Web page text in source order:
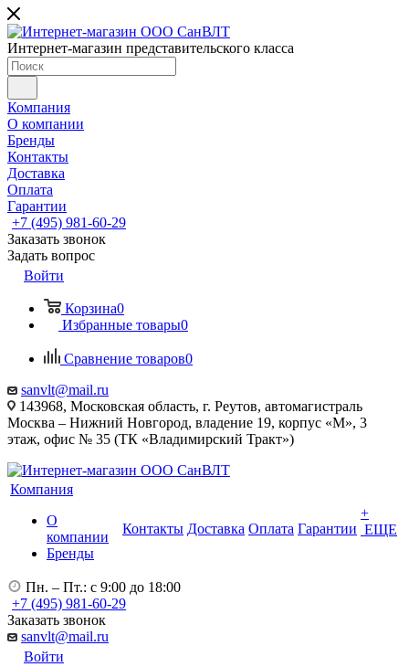
Интернет-магазин представительского класса
Компания
О компании
Бренды
Контакты
Доставка
Оплата
Гарантии
+7 (495) 981-60-29
Заказать звонок
Задать вопрос
Войти
Корзина0
Избранные товары0
Сравнение товаров0
sanvlt@mail.ru
143968, Московская область, г. Реутов, автомагистраль
Москва – Нижний Новгород, владение 19, корпус «М», 3
этаж, офис № 35 (ТК «Владимирский Тракт»)
Компания
О
компании
Бренды
Контакты Доставка Оплата Гарантии
+
ЕЩЕ
Пн. – Пт.: с 9:00 до 18:00
+7 (495) 981-60-29
Заказать звонок
sanvlt@mail.ru
Войти